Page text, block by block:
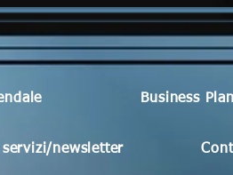
Business
newsletter